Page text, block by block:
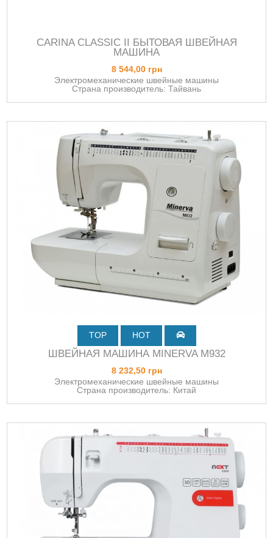
CARINA CLASSIC II БЫТОВАЯ ШВЕЙНАЯ
МАШИНА
8 544,00 грн
Электромеханические швейные машины
Страна производитель: Тайвань
TOP HOT
ШВЕЙНАЯ МАШИНА MINERVA M932
8 232,50 грн
Электромеханические швейные машины
Страна производитель: Китай